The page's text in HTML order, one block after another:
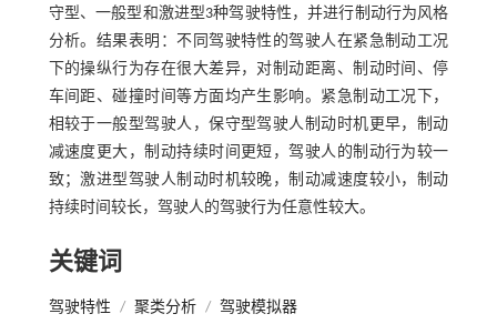
守型、一般型和激进型3种驾驶特性，并进行制动行为风格
分析。结果表明：不同驾驶特性的驾驶人在紧急制动工况
下的操纵行为存在很大差异，对制动距离、制动时间、停
车间距、碰撞时间等方面均产生影响。紧急制动工况下，
相较于一般型驾驶人，保守型驾驶人制动时机更早，制动
减速度更大，制动持续时间更短，驾驶人的制动行为较一
致；激进型驾驶人制动时机较晚，制动减速度较小，制动
持续时间较长，驾驶人的驾驶行为任意性较大。
关键词
驾驶特性 / 聚类分析 / 驾驶模拟器